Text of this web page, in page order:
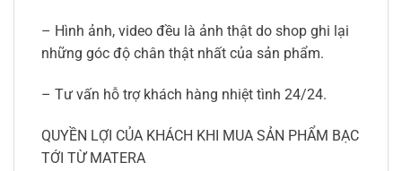
– Hình ảnh, video đều là ảnh thật do shop ghi lại
những góc độ chân thật nhất của sản phẩm.
– Tư vấn hỗ trợ khách hàng nhiệt tình 24/24.
QUYỀN LỢI CỦA KHÁCH KHI MUA SẢN PHẨM BẠC
TỚI TỪ MATERA